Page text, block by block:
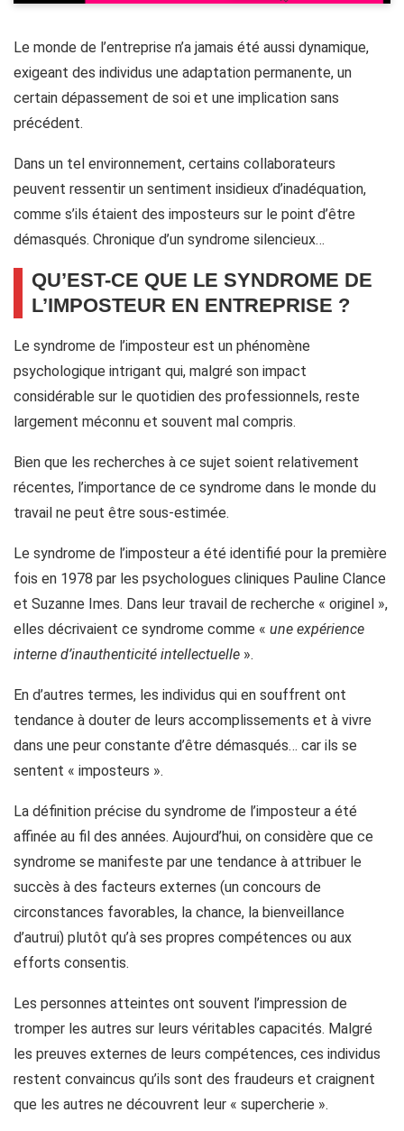
Le monde de l’entreprise n’a jamais été aussi dynamique,
exigeant des individus une adaptation permanente, un
certain dépassement de soi et une implication sans
précédent.
Dans un tel environnement, certains collaborateurs
peuvent ressentir un sentiment insidieux d’inadéquation,
comme s’ils étaient des imposteurs sur le point d’être
démasqués. Chronique d’un syndrome silencieux…
QU’EST-CE QUE LE SYNDROME DE
L’IMPOSTEUR EN ENTREPRISE ?
Le syndrome de l’imposteur est un phénomène
psychologique intrigant qui, malgré son impact
considérable sur le quotidien des professionnels, reste
largement méconnu et souvent mal compris.
Bien que les recherches à ce sujet soient relativement
récentes, l’importance de ce syndrome dans le monde du
travail ne peut être sous-estimée.
Le syndrome de l’imposteur a été identifié pour la première
fois en 1978 par les psychologues cliniques Pauline Clance
et Suzanne Imes. Dans leur travail de recherche « originel »,
elles décrivaient ce syndrome comme « une expérience
interne d’inauthenticité intellectuelle ».
En d’autres termes, les individus qui en souffrent ont
tendance à douter de leurs accomplissements et à vivre
dans une peur constante d’être démasqués… car ils se
sentent « imposteurs ».
La définition précise du syndrome de l’imposteur a été
affinée au fil des années. Aujourd’hui, on considère que ce
syndrome se manifeste par une tendance à attribuer le
succès à des facteurs externes (un concours de
circonstances favorables, la chance, la bienveillance
d’autrui) plutôt qu’à ses propres compétences ou aux
efforts consentis.
Les personnes atteintes ont souvent l’impression de
tromper les autres sur leurs véritables capacités. Malgré
les preuves externes de leurs compétences, ces individus
restent convaincus qu’ils sont des fraudeurs et craignent
que les autres ne découvrent leur « supercherie ».